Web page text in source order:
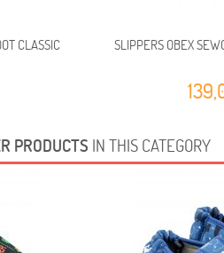
CLASSIC SLIPPERS OBEX
PRODUCTS IN THIS CATEGORY